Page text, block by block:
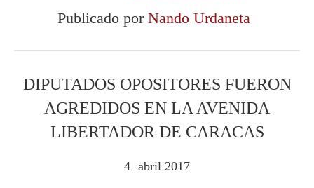
Publicado por Nando Urdaneta
DIPUTADOS OPOSITORES FUERON
AGREDIDOS EN LA AVENIDA
LIBERTADOR DE CARACAS
4 . abril 2017